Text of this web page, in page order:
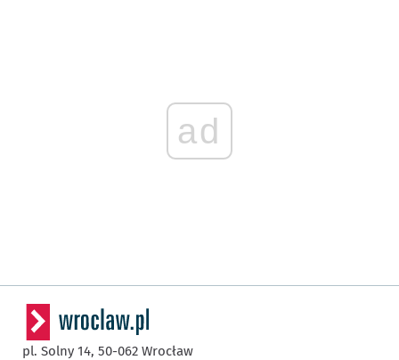
ad
pl. Solny 14, 50-062 Wrocław